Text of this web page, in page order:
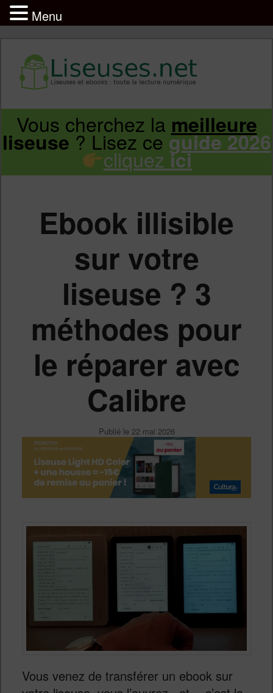
Infos sur les liseuses Kindle, Kobo,
Vivlio, Pocketbook
Aller
principal
Aller
secondaire
Vous cherchez la meilleure
liseuse? Lisez ceguide 2026
cliquez ici
Ebook illisible
sur votre
liseuse ? 3
méthodes pour
le réparer avec
Calibre
Publié le 22 mai 2026
Vous venez de transférer un ebook sur
Menu